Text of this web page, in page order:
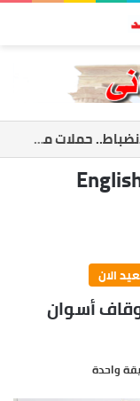
مدير مرور أسوان الجديد يفتح ملف الانضباط.. حملات مكثفة لضبط الشارع ومواجهة المخالفات
الان
أسوان
واحدة